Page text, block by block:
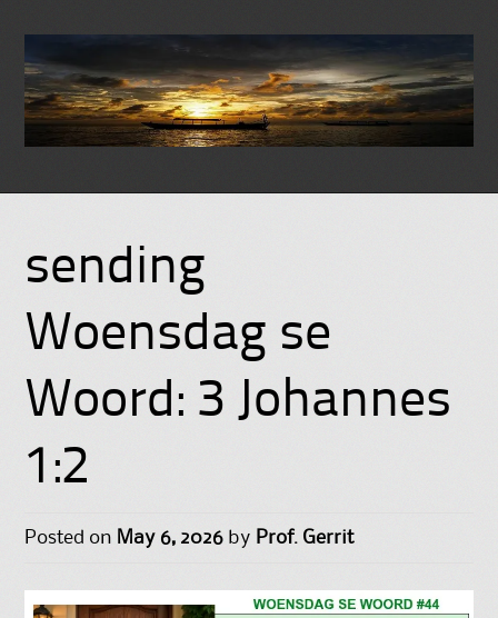
content
sending
Woensdag se
Woord: 3 Johannes
1:2
Posted on May 6, 2026 by Prof. Gerrit